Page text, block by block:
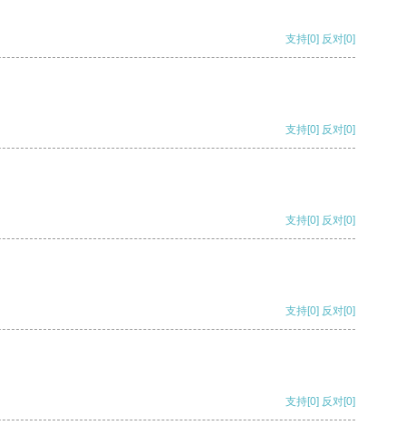
支持[0] 反对[0]
支持[0] 反对[0]
支持[0] 反对[0]
支持[0] 反对[0]
支持[0] 反对[0]